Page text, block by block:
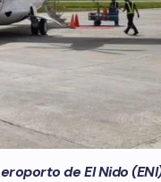
de El Nido